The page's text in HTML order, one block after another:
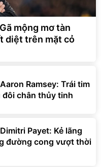
mộng mơ tàn
diệt trên mặt cỏ
Ramsey: Trái tim
đôi chân thủy tinh
Payet: Kẻ lãng
đường cong vượt thời